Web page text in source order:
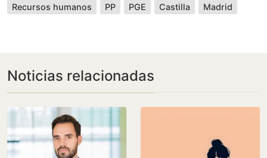
Recursos humanos PP PGE Castilla Madrid
Noticias relacionadas